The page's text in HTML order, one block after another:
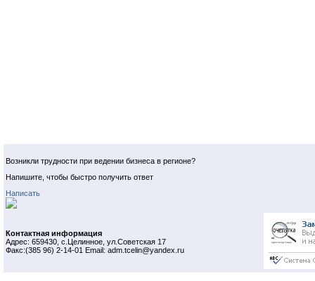
Возникли трудности при ведении бизнеса в регионе?
Напишите, чтобы быстро получить ответ
Написать
Контактная информация
Адрес: 659430, с.Целинное, ул.Советская 17
Факс:(385 96) 2-14-01 Email: adm.tcelin@yandex.ru